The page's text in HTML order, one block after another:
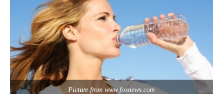
Picture from www.foxnews.com